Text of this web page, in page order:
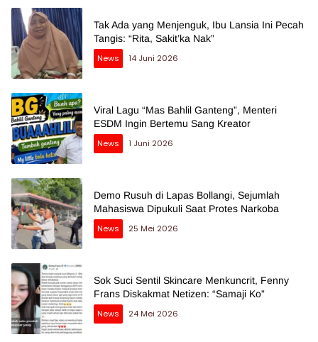
Tak Ada yang Menjenguk, Ibu Lansia Ini Pecah
Tangis: “Rita, Sakit’ka Nak”
News
14 Juni 2026
Viral Lagu “Mas Bahlil Ganteng”, Menteri
ESDM Ingin Bertemu Sang Kreator
News
1 Juni 2026
Demo Rusuh di Lapas Bollangi, Sejumlah
Mahasiswa Dipukuli Saat Protes Narkoba
News
25 Mei 2026
Sok Suci Sentil Skincare Menkuncrit, Fenny
Frans Diskakmat Netizen: “Samaji Ko”
News
24 Mei 2026